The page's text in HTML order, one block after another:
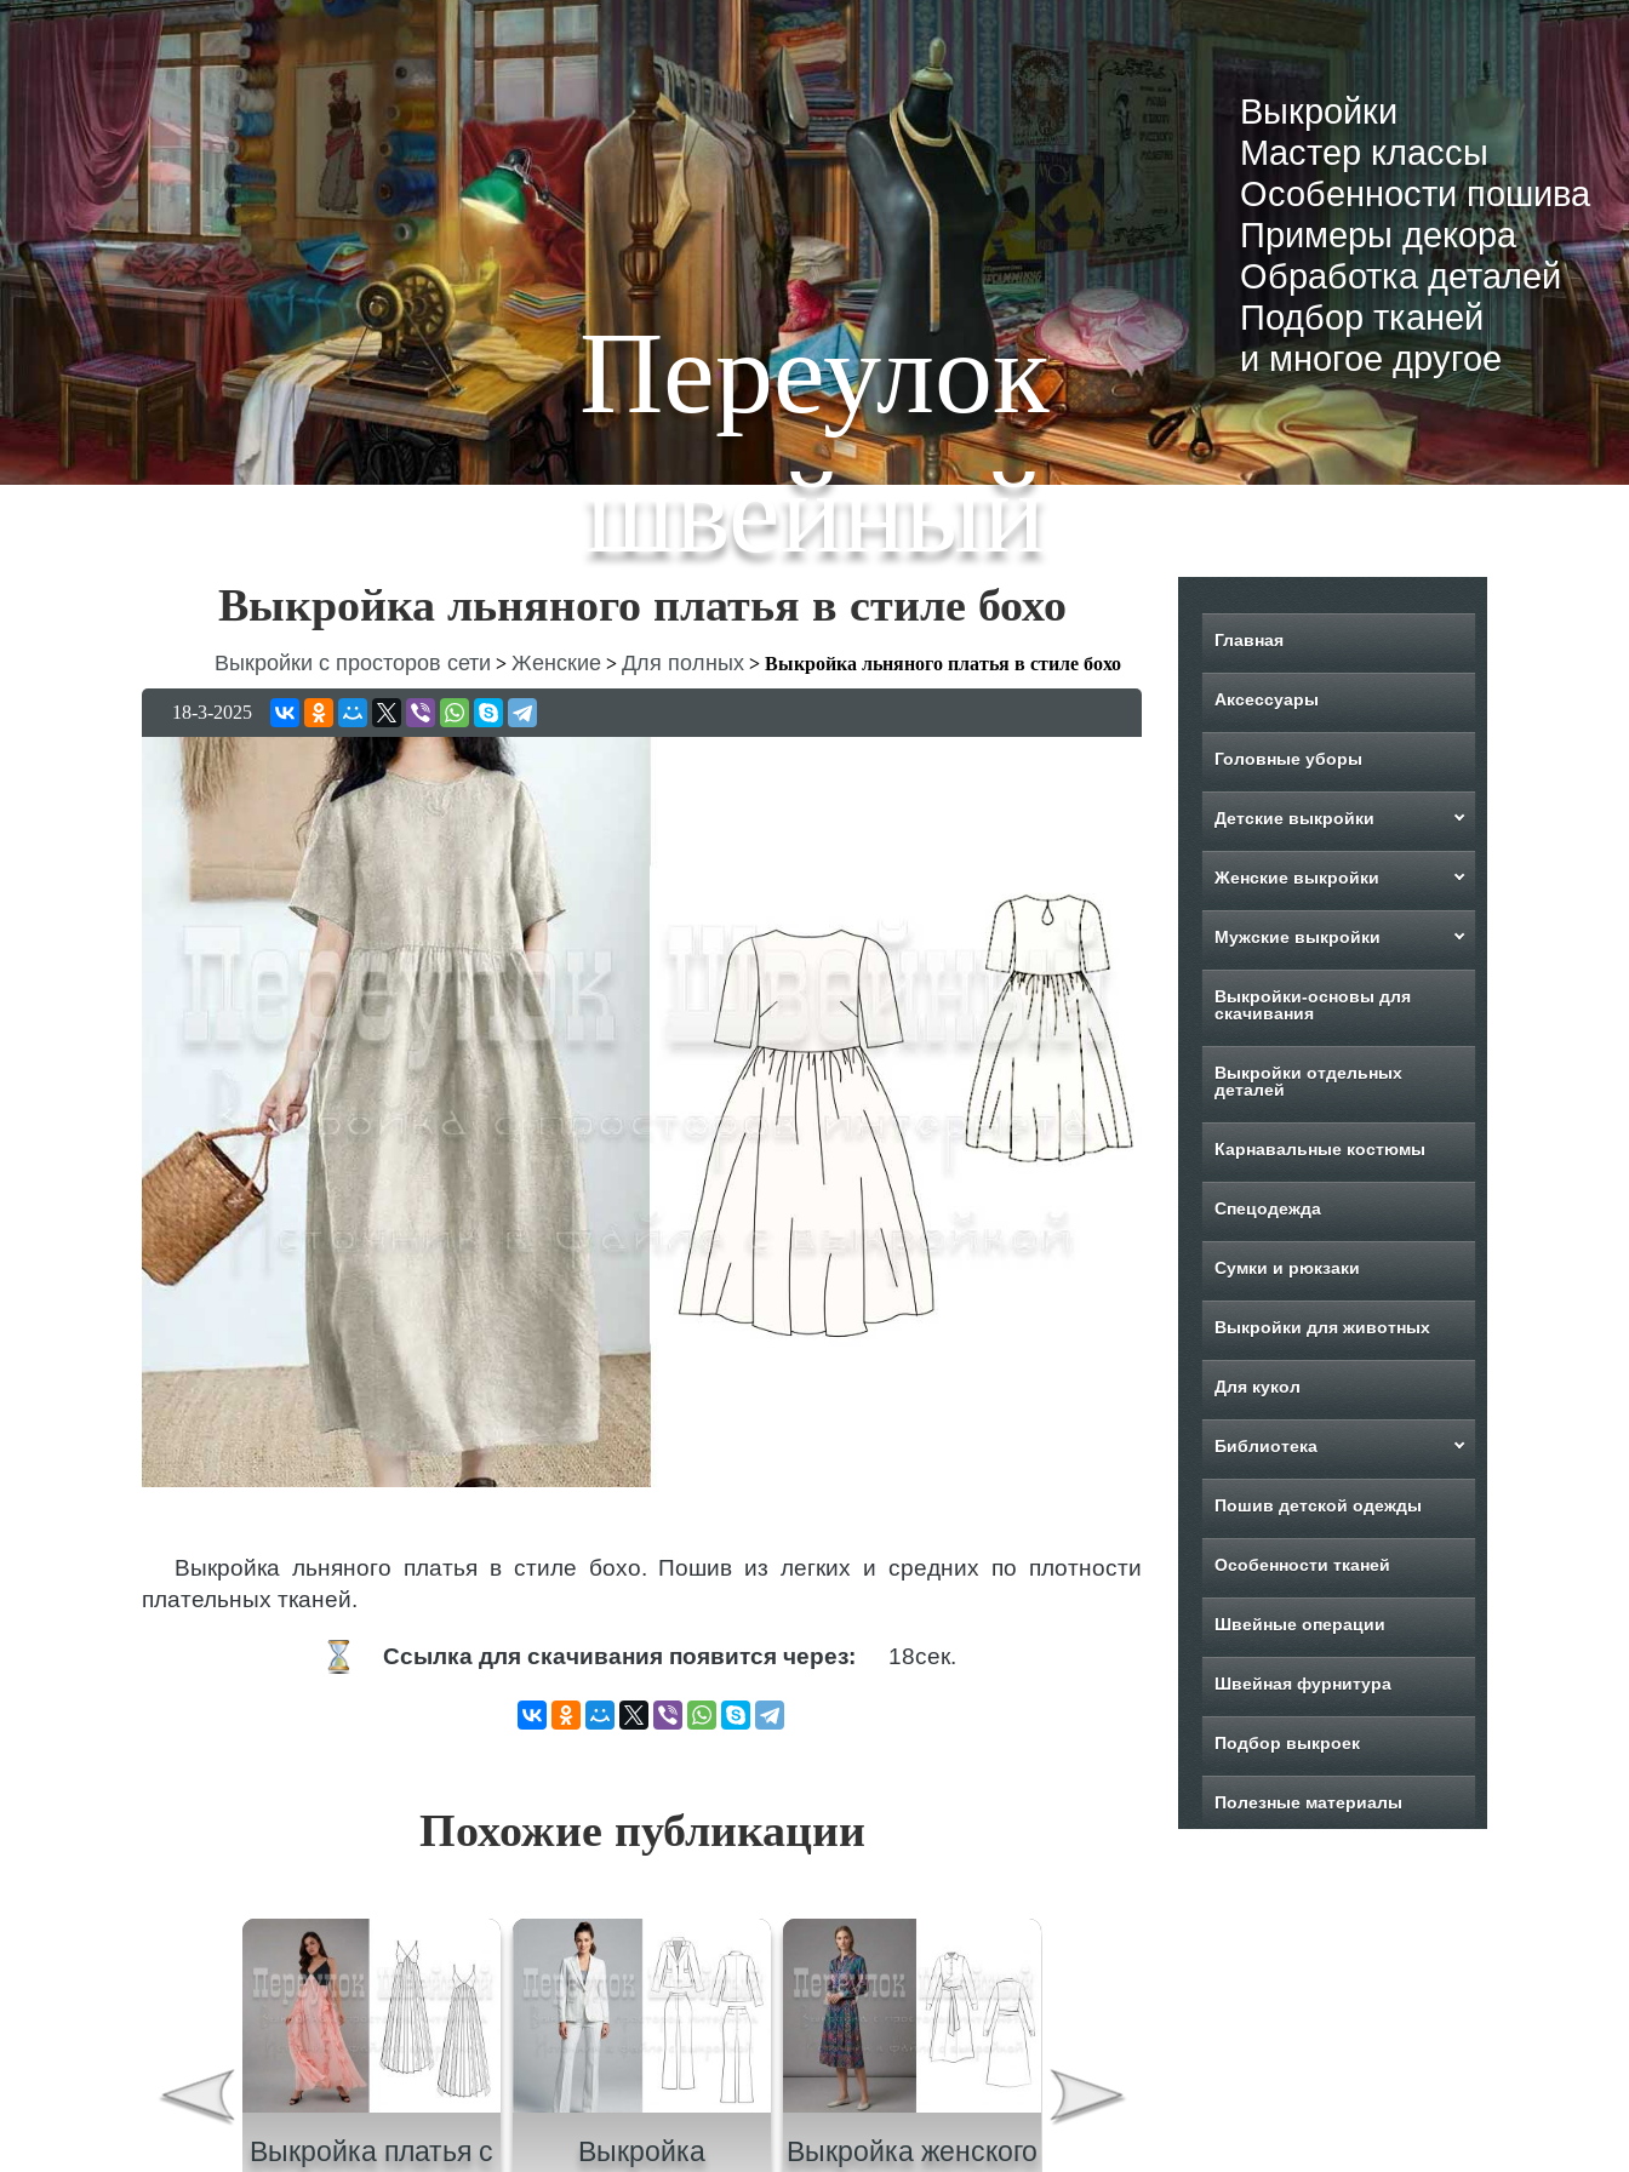
Переулок
швейный
Выкройки
Мастер классы
Особенности пошива
Примеры декора
Обработка деталей
Подбор тканей
и многое другое
Выкройка льняного платья в стиле бохо
Выкройки с просторов сети > Женские > Для полных > Выкройка льняного платья в стиле бохо
18-3-2025
Выкройка льняного платья в стиле бохо. Пошив из легких и средних по плотности
плательных тканей.
Ссылка для скачивания появится через: 17сек.
Похожие публикации
Выкройка платья с
Выкройка
Выкройка женского
Главная
Аксессуары
Головные уборы
Детские выкройки
Женские выкройки
Мужские выкройки
Выкройки-основы для
скачивания
Выкройки отдельных
деталей
Карнавальные костюмы
Спецодежда
Сумки и рюкзаки
Выкройки для животных
Для кукол
Библиотека
Пошив детской одежды
Особенности тканей
Швейные операции
Швейная фурнитура
Подбор выкроек
Полезные материалы